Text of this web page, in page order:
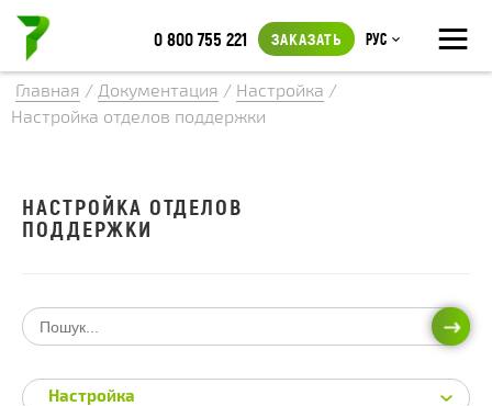
≡
0 800 755 221 ЗАКАЗАТЬ Рус
Главная / Документация / Настройка /
Настройка отделов поддержки
НАСТРОЙКА ОТДЕЛОВ
ПОДДЕРЖКИ
Настройка